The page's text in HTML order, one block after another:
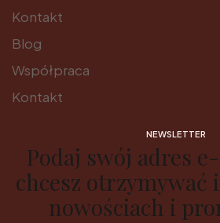
Kontakt
Blog
Współpraca
Kontakt
NEWSLETTER
Podaj swój adres
chcesz otrzymywać
nowościach i